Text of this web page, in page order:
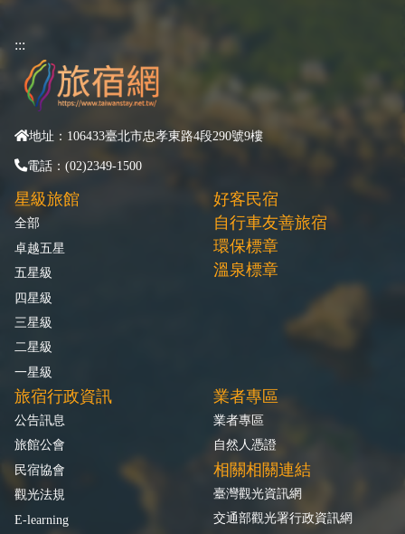
:::
地址：106433臺北市忠孝東路4段290號9樓
電話：(02)2349-1500
星級旅館
全部
卓越五星
五星級
四星級
三星級
二星級
一星級
好客民宿
自行車友善旅宿
環保標章
溫泉標章
旅宿行政資訊
公告訊息
旅館公會
民宿協會
觀光法規
E-learning
業者專區
業者專區
自然人憑證
相關相關連結
臺灣觀光資訊網
交通部觀光署行政資訊網